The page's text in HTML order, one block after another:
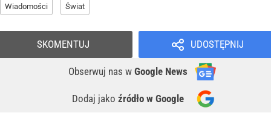
Wiadomości Świat
UDOSTĘPNIJ
Obserwuj nas w Google News
Dodaj jako źródło w Google
SKOMENTUJ